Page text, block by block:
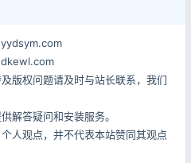
版权问题请及时与站长联系，我们
解答疑问和安装服务。
人观点，并不代表本站赞同其观点